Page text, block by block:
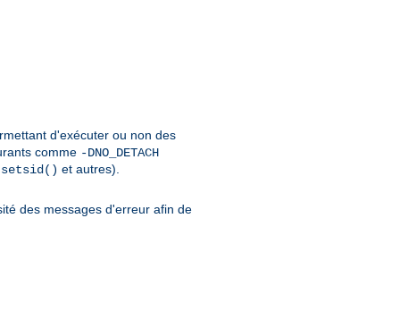
d'exécuter ou non des
comme -DNO_DETACH
setsid() et autres).
des messages d'erreur afin de